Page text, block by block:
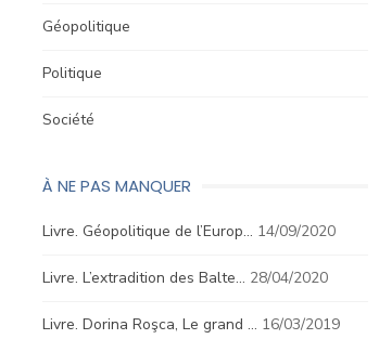
Géopolitique
Politique
Société
À NE PAS MANQUER
Livre. Géopolitique de l’Europ… 14/09/2020
Livre. L’extradition des Balte… 28/04/2020
Livre. Dorina Roşca, Le grand … 16/03/2019